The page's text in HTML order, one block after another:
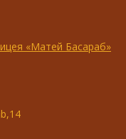
«Матей Басараб»